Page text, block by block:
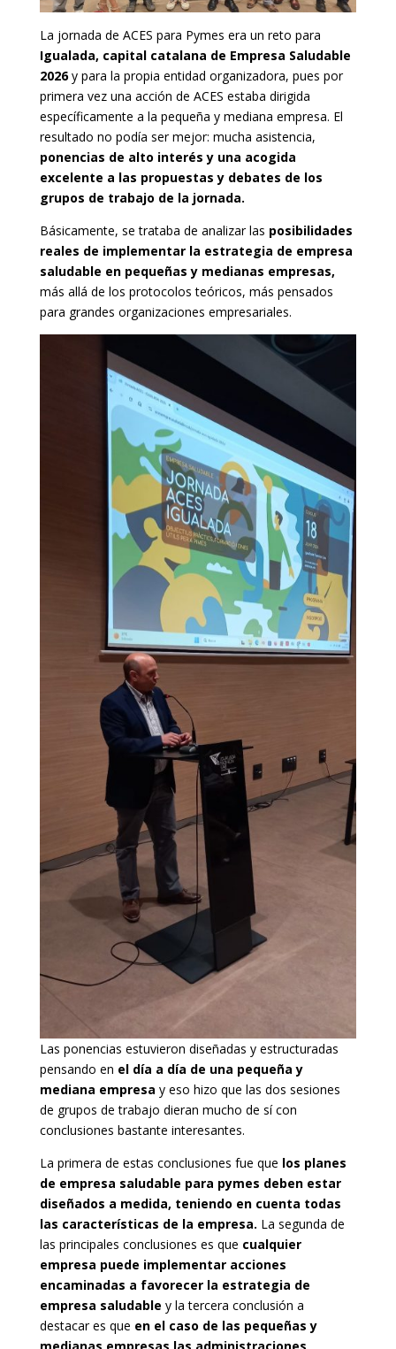
La jornada de ACES para Pymes era un reto para
Igualada, capital catalana de Empresa Saludable
2026y para la propia entidad organizadora, pues por
primera vez una acción de ACES estaba dirigida
específicamente a la pequeña y mediana empresa. El
resultado no podía ser mejor: mucha asistencia,
ponencias de alto interés y una acogida
excelente a las propuestas y debates de los
grupos de trabajo de la jornada.
Básicamente, se trataba de analizar las posibilidades
reales de implementar la estrategia de empresa
saludable en pequeñas y medianas empresas,
más allá de los protocolos teóricos, más pensados
para grandes organizaciones empresariales.
Las ponencias estuvieron diseñadas y estructuradas
pensando en el día a día de una pequeña y
mediana empresa y eso hizo que las dos sesiones
de grupos de trabajo dieran mucho de sí con
conclusiones bastante interesantes.
La primera de estas conclusiones fue que los planes
de empresa saludable para pymes deben estar
diseñados a medida, teniendo en cuenta todas
las características de la empresa. La segunda de
las principales conclusiones es que cualquier
empresa puede implementar acciones
encaminadas a favorecer la estrategia de
empresa saludable y la tercera conclusión a
destacar es que en el caso de las pequeñas y